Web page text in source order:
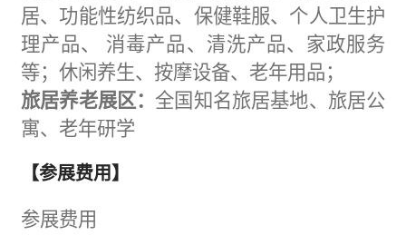
居、功能性纺织品、保健鞋服、个人卫生护
理产品、
消毒产品、清洗产品、家政服务
等； 休闲 养生、按摩设备、老年用品；
旅居养老展区：全国知名旅居基地、旅居公
寓、老年研学
【参展费用】
参展费用